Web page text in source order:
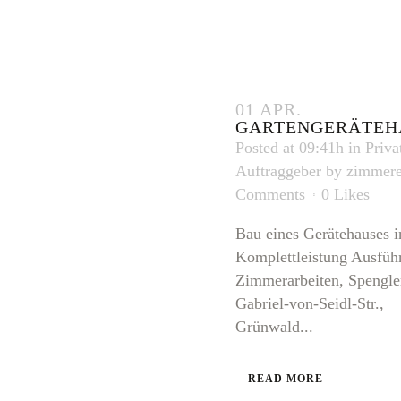
01 APR.
Posted at 09:41h in
Auftraggeber by
Comments
0 Likes
Bau eines Gerätehauses
Komplettleistung
Zimmerarbeiten,
Gabriel-von-Seidl-Str.,
Grünwald...
READ MORE